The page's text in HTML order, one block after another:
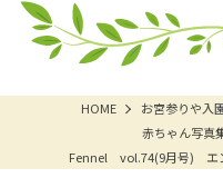
HOME
お宮参りや入
赤ちゃん写真
Fennel vol.74(9月号) エン